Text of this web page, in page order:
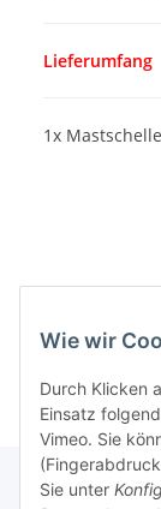
Wie wir
Durch Klicken
Einsatz
Vimeo. Sie
Sie unter
Lieferumfang
1x